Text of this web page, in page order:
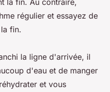
régulier et essayez de
fin.
la ligne d'arrivée, il
d'eau et de manger
et vous